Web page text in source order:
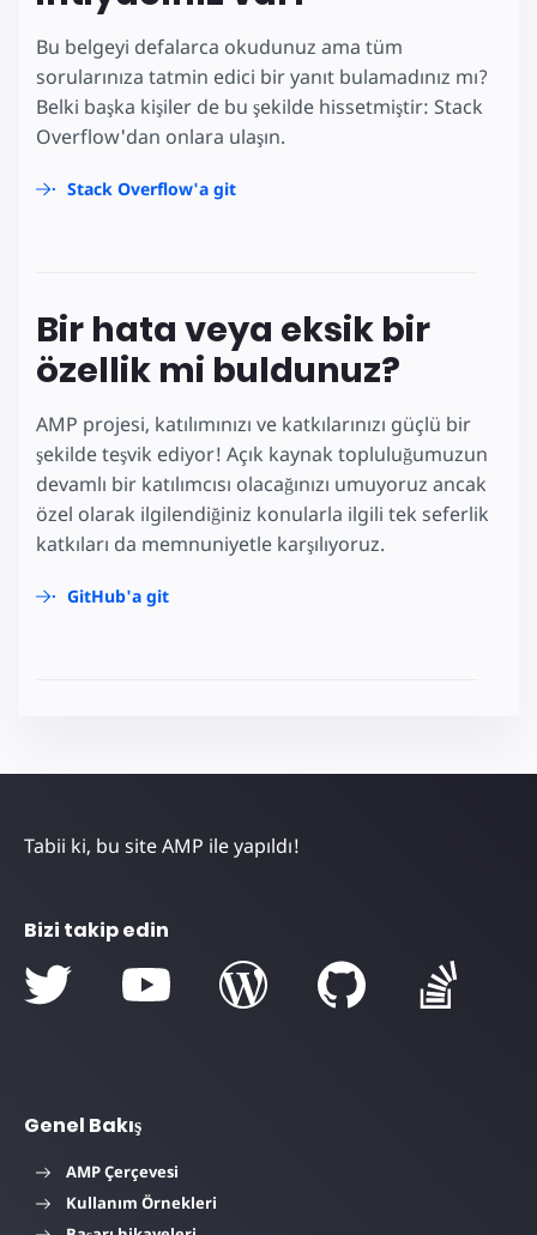
Bu belgeyi defalarca okudunuz ama tüm
sorularınıza tatmin edici bir yanıt bulamadınız mı?
Belki başka kişiler de bu şekilde hissetmiştir: Stack
Overflow'dan onlara ulaşın.
Stack Overflow'a git
Bir hata veya eksik bir
özellik mi buldunuz?
AMP projesi, katılımınızı ve katkılarınızı güçlü bir
şekilde teşvik ediyor! Açık kaynak topluluğumuzun
devamlı bir katılımcısı olacağınızı umuyoruz ancak
özel olarak ilgilendiğiniz konularla ilgili tek seferlik
katkıları da memnuniyetle karşılıyoruz.
GitHub'a git
Tabii ki, bu site AMP ile yapıldı!
Bizi takip edin
Genel Bakış
AMP Çerçevesi
Kullanım Örnekleri